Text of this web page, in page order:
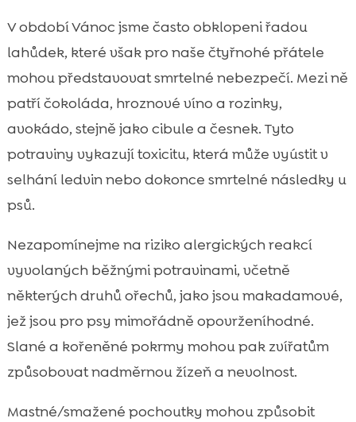
V období Vánoc jsme často obklopeni řadou
lahůdek, které však pro naše čtyřnohé přátele
mohou představovat smrtelné nebezpečí. Mezi ně
patří čokoláda, hroznové víno a rozinky,
avokádo, stejně jako cibule a česnek. Tyto
potraviny vykazují toxicitu, která může vyústit v
selhání ledvin nebo dokonce smrtelné následky u
psů.
Nezapomínejme na riziko alergických reakcí
vyvolaných běžnými potravinami, včetně
některých druhů ořechů, jako jsou makadamové,
jež jsou pro psy mimořádně opovrženíhodné.
Slané a kořeněné pokrmy mohou pak zvířatům
způsobovat nadměrnou žízeň a nevolnost.
Mastné/smažené pochoutky mohou způsobit